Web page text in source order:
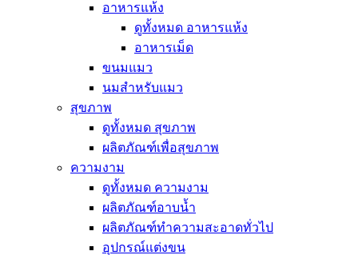
อาหารแห้ง
ดูทั้งหมด อาหารแห้ง
อาหารเม็ด
ขนมแมว
นมสำหรับแมว
สุขภาพ
ดูทั้งหมด สุขภาพ
ผลิตภัณฑ์เพื่อสุขภาพ
ความงาม
ดูทั้งหมด ความงาม
ผลิตภัณฑ์อาบน้ำ
ผลิตภัณฑ์ทำความสะอาดทั่วไป
อุปกรณ์แต่งขน